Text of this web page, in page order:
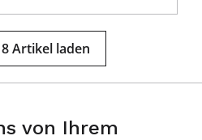
Artikel laden
von Ihrem